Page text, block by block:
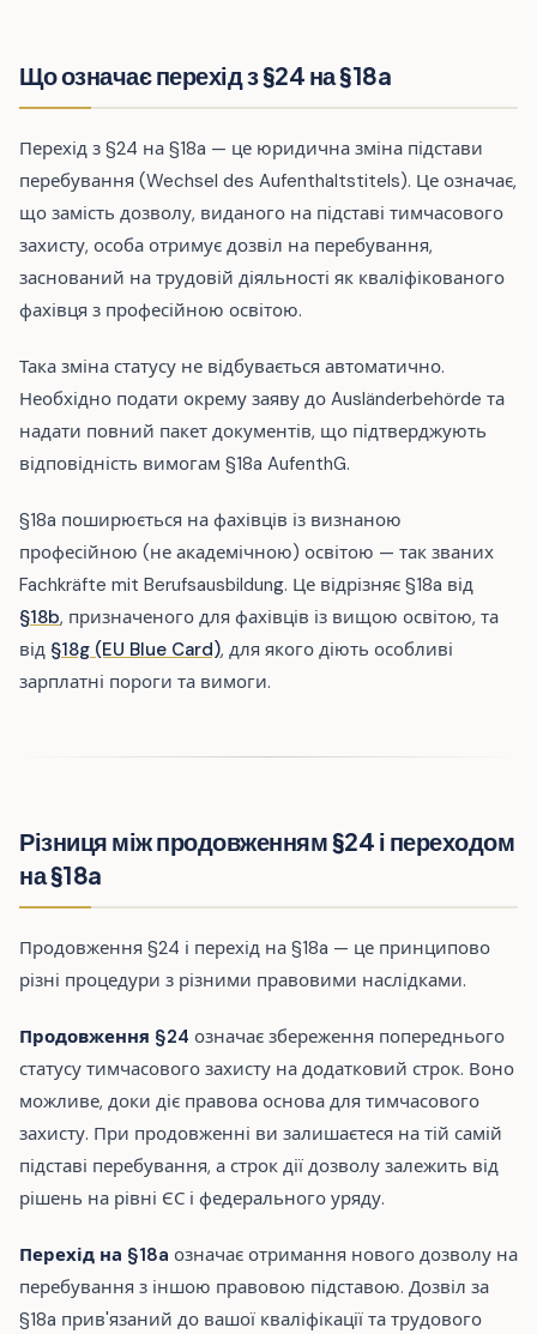
Що означає перехід з §24 на §18a
Перехід з §24 на §18a — це юридична зміна підстави
перебування (Wechsel des Aufenthaltstitels). Це означає,
що замість дозволу, виданого на підставі тимчасового
захисту, особа отримує дозвіл на перебування,
заснований на трудовій діяльності як кваліфікованого
фахівця з професійною освітою.
Така зміна статусу не відбувається автоматично.
Необхідно подати окрему заяву до Ausländerbehörde та
надати повний пакет документів, що підтверджують
відповідність вимогам §18a AufenthG.
§18a поширюється на фахівців із визнаною
професійною (не академічною) освітою — так званих
Fachkräfte mit Berufsausbildung. Це відрізняє §18a від
§18b, призначеного для фахівців із вищою освітою, та
від §18g (EU Blue Card), для якого діють особливі
зарплатні пороги та вимоги.
Різниця між продовженням §24 і переходом
на §18a
Продовження §24 і перехід на §18a — це принципово
різні процедури з різними правовими наслідками.
Продовження §24 означає збереження попереднього
статусу тимчасового захисту на додатковий строк. Воно
можливе, доки діє правова основа для тимчасового
захисту. При продовженні ви залишаєтеся на тій самій
підставі перебування, а строк дії дозволу залежить від
рішень на рівні ЄС і федерального уряду.
Перехід на §18a означає отримання нового дозволу на
перебування з іншою правовою підставою. Дозвіл за
§18a прив'язаний до вашої кваліфікації та трудового